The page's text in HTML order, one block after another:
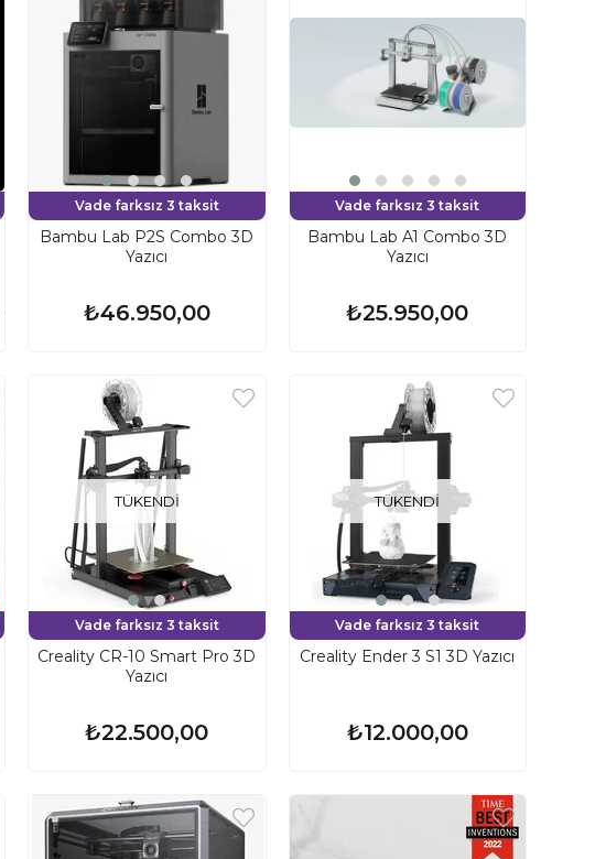
Bambu Lab P2S Combo 3D
Yazıcı
₺46.950,00
Vade farksız 3 taksit
Bambu Lab A1 Combo 3D
Yazıcı
₺25.950,00
Vade farksız 3 taksit
TÜKENDI
Creality CR-10 Smart Pro 3D
Yazıcı
₺22.500,00
Vade farksız 3 taksit
TÜKENDI
Creality Ender 3 S1 3D Yazıcı
₺12.000,00
Vade farksız 3 taksit